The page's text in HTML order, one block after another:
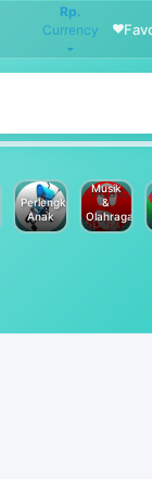
Rp.
Currency
Perlengkapan
Anak
Musik
&
Olahraga